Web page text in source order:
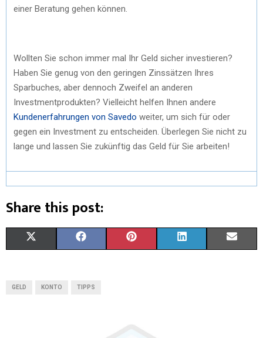
einer Beratung gehen können.
Wollten Sie schon immer mal Ihr Geld sicher investieren?
Haben Sie genug von den geringen Zinssätzen Ihres
Sparbuches, aber dennoch Zweifel an anderen
Investmentprodukten? Vielleicht helfen Ihnen andere
Kundenerfahrungen von Savedo weiter, um sich für oder
gegen ein Investment zu entscheiden. Überlegen Sie nicht zu
lange und lassen Sie zukünftig das Geld für Sie arbeiten!
Share this post:
GELD KONTO TIPPS